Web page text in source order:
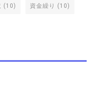
(10) 資金繰り (10)